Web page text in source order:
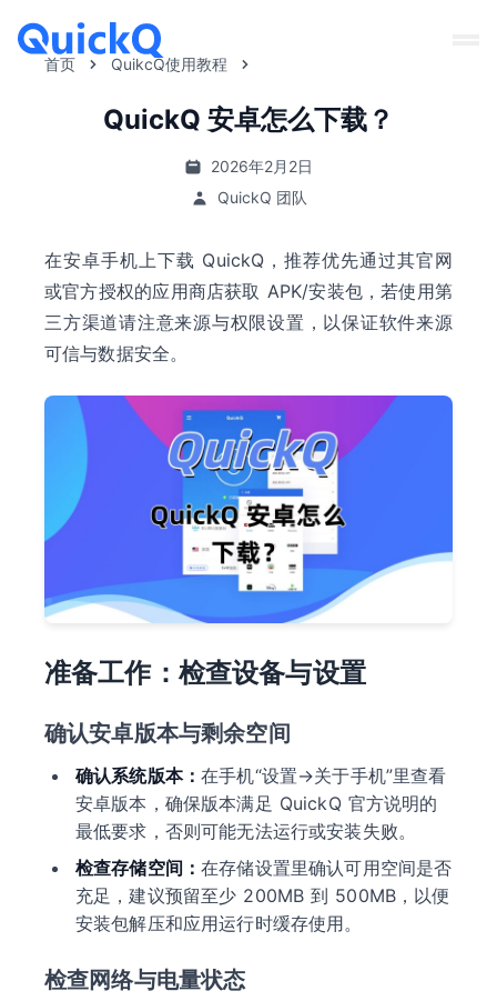
首页 QuikcQ使用教程
QuickQ 安卓怎么下载？
2026年2月2日
QuickQ 团队
在安卓手机上下载 QuickQ，推荐优先通过其官网
或官方授权的应用商店获取 APK/安装包，若使用第
三方渠道请注意来源与权限设置，以保证软件来源
可信与数据安全。
准备工作：检查设备与设置
确认安卓版本与剩余空间
确认系统版本：在手机“设置→关于手机”里查看
安卓版本，确保版本满足 QuickQ 官方说明的
最低要求，否则可能无法运行或安装失败。
检查存储空间：在存储设置里确认可用空间是否
充足，建议预留至少 200MB 到 500MB，以便
安装包解压和应用运行时缓存使用。
检查网络与电量状态